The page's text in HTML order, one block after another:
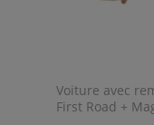
Voiture avec
First Road +